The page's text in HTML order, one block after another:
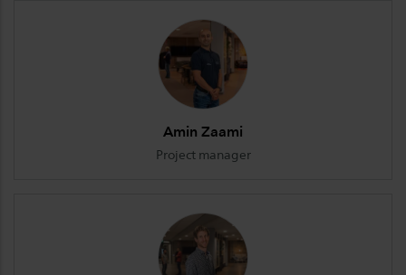
Amin Zaami
Project manager